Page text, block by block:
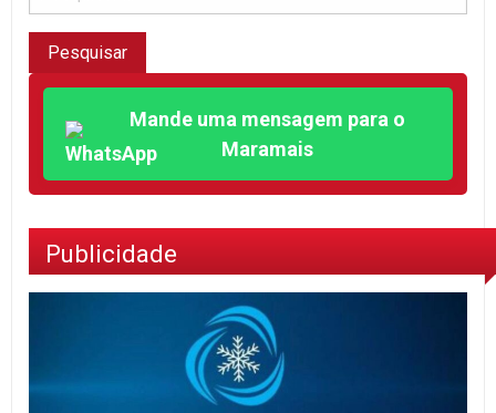
Mande uma mensagem para o
Maramais
Publicidade